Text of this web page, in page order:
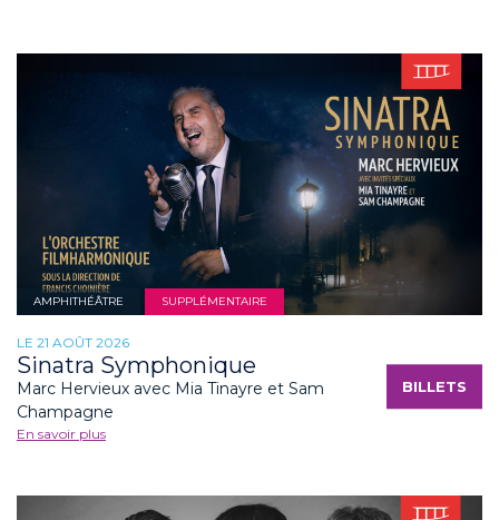
AMPHITHÉÂTRE SUPPLÉMENTAIRE
LE 21 AOÛT 2026
Sinatra Symphonique
Marc Hervieux avec Mia Tinayre et Sam
Champagne
En savoir plus
BILLETS